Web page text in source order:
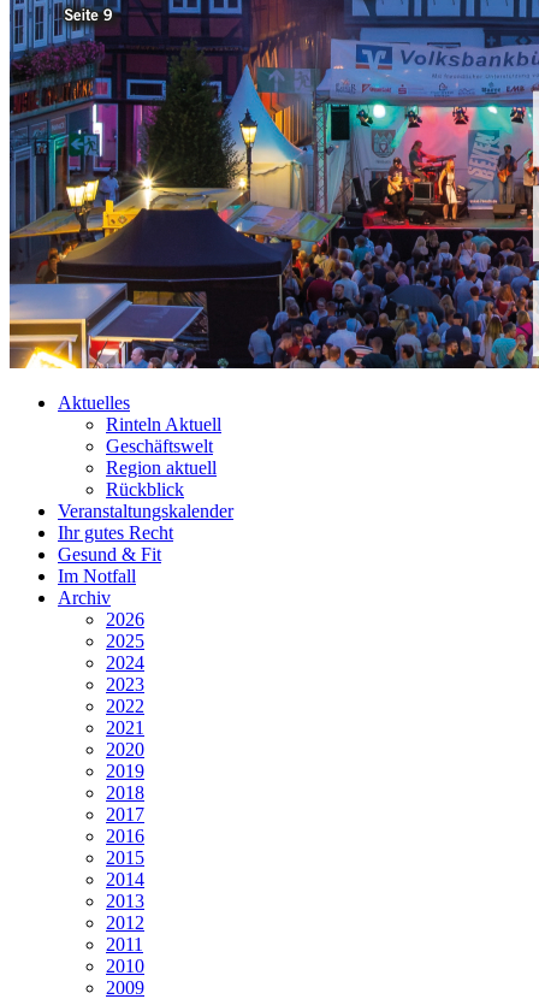
Aktuelles
Rinteln Aktuell
Geschäftswelt
Region aktuell
Rückblick
Veranstaltungskalender
Ihr gutes Recht
Gesund & Fit
Im Notfall
Archiv
2026
2025
2024
2023
2022
2021
2020
2019
2018
2017
2016
2015
2014
2013
2012
2011
2010
2009